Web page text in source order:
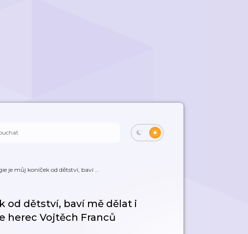
je můj koníček od dětství, baví ...
od dětství, baví mě dělat i
herec Vojtěch Franců